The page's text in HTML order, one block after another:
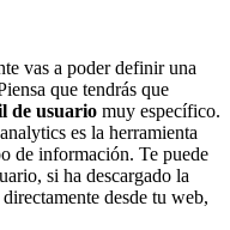
vas a poder definir una
que tendrás que
de usuario muy específico.
es la herramienta
de información. Te puede
si ha descargado la
desde tu web,